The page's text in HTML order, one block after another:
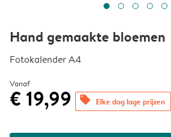
Hand gemaakte bloemen
Fotokalender A4
Vanaf
€ 19,99 offers Elke dag lage prijzen